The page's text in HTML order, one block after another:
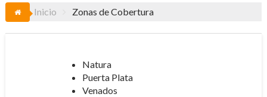
Inicio Zonas de Cobertura
Natura
Puerta Plata
Venados